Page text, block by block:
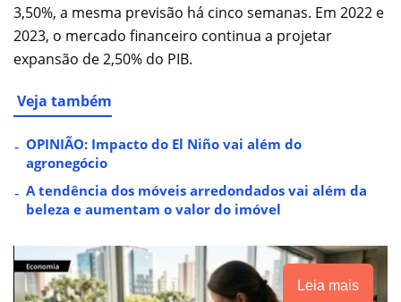
3,50%, a mesma previsão há cinco semanas. Em 2022 e
2023, o mercado financeiro continua a projetar
expansão de 2,50% do PIB.
Veja também
OPINIÃO: Impacto do El Niño vai além do
agronegócio
A tendência dos móveis arredondados vai além da
beleza e aumentam o valor do imóvel
Leia mais